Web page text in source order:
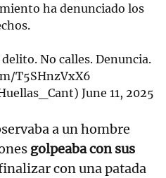
ha denunciado los
No calles. Denuncia.
T5SHnzVxX6
June 11, 2025
a un hombre
golpeaba con sus
con una patada